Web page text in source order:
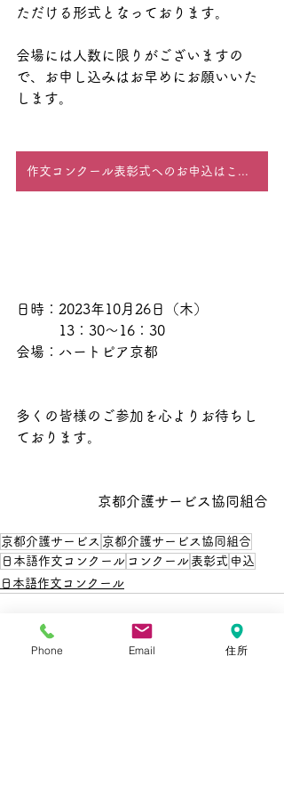
ただける形式となっております。
会場には人数に限りがございますの
で、お申し込みはお早めにお願いいた
します。
作文コンクール表彰式へのお申込はこちら
日時：2023年10月26日（木）
13：30〜16：30
会場：ハートピア京都
多くの皆様のご参加を心よりお待ちし
ております。
京都介護サービス協同組合
京都介護サービス 京都介護サービス協同組合
日本語作文コンクール コンクール 表彰式 申込
日本語作文コンクール
Phone Email 住所